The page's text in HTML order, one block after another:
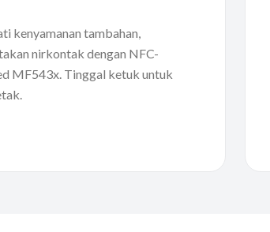
kenyamanan tambahan,
nirkontak dengan NFC-
MF543x. Tinggal ketuk untuk